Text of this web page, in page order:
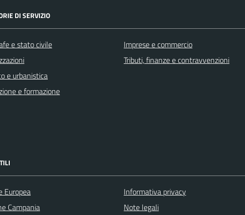
DI SERVIZIO
e stato civile
e urbanistica
e formazione
Imprese e commercio
Tributi, finanze e contravvenzioni
Europea
Campania
Informativa privacy
Note legali